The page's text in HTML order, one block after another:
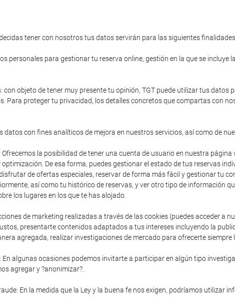
tener con nosotros tus datos servirán para las siguientes
personales para gestionar tu reserva online, gestión en la que se
con objeto de tener muy presente tu opinión, TGT puede utilizar tus
Para proteger tu privacidad, los detalles concretos que compartas con
datos con fines analíticos de mejora en nuestros servicios, así como de
la posibilidad de tener una cuenta de usuario en nuestra
De esa forma, puedes gestionar el estado de tus reservas
de ofertas especiales, reservar de forma más fácil y gestionar tu
así como tu histórico de reservas, y ver otro tipo de información
los lugares en los que te has alojado.
de marketing realizadas a través de las cookies (puedes acceder a
presentarte contenidos adaptados a tus intereses incluyendo la
agregada, realizar investigaciones de mercado para ofrecerte siempre
En algunas ocasiones podemos invitarte a participar en algún tipo
agregar y ?anonimizar?.
En la medida que la Ley y la buena fe nos exigen, podríamos